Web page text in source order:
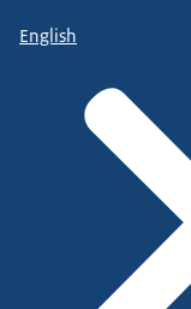
English